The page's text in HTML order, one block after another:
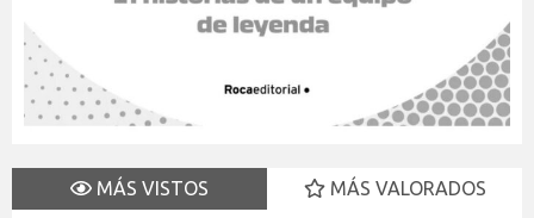
MÁS VISTOS
MÁS VALORADOS